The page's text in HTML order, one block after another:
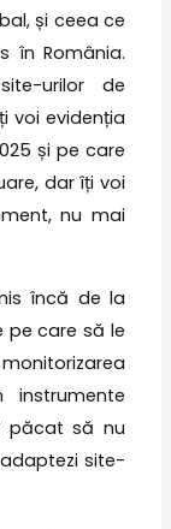
și ceea ce
în România.
urilor de
voi evidenția
și pe care
dar îți voi
nu mai
încă de la
pe care să le
instrumente
păcat să nu
site-